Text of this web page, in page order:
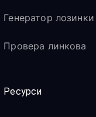
Генератор лозинки
Провера линкова
Ресурси